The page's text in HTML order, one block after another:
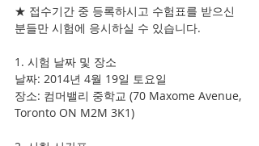
★ 접수기간 중 등록하시고 수험표를 받으신
분들만 시험에 응시하실 수 있습니다.
1. 시험 날짜 및 장소
날짜: 2014년 4월 19일 토요일
장소: 컴머밸리 중학교 (70 Maxome Avenue,
Toronto ON M2M 3K1)